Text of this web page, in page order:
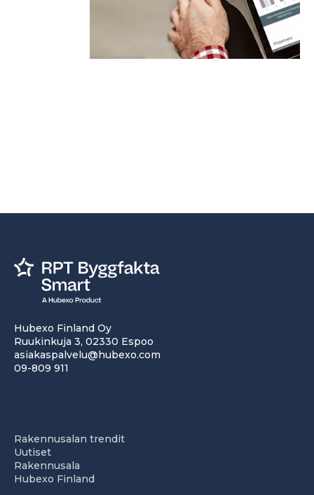
Hubexo Finland Oy
Ruukinkuja 3, 02330 Espoo
asiakaspalvelu@hubexo.com
09-809 911
Rakennusalan trendit
Uutiset
Rakennusala
Hubexo Finland